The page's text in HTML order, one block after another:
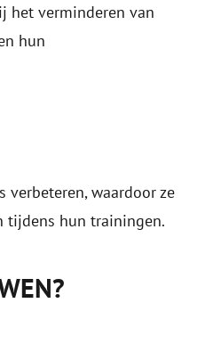
het verminderen van
hun
waardoor ze
tijdens hun trainingen.